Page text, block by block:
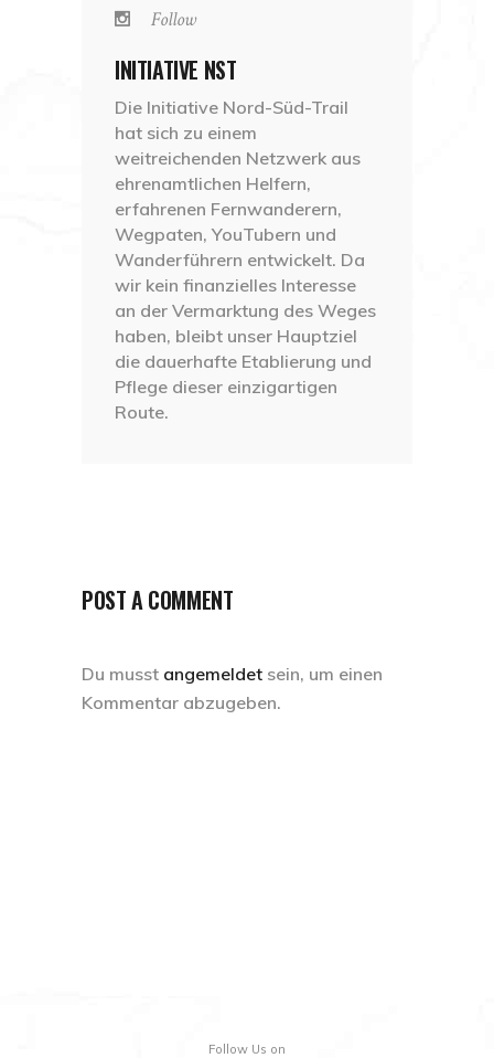
Follow
INITIATIVE NST
Die Initiative Nord-Süd-Trail
hat sich zu einem
weitreichenden Netzwerk aus
ehrenamtlichen Helfern,
erfahrenen Fernwanderern,
Wegpaten, YouTubern und
Wanderführern entwickelt. Da
wir kein finanzielles Interesse
an der Vermarktung des Weges
haben, bleibt unser Hauptziel
die dauerhafte Etablierung und
Pflege dieser einzigartigen
Route.
POST A COMMENT
Du musst angemeldet sein, um einen
Kommentar abzugeben.
Follow Us on